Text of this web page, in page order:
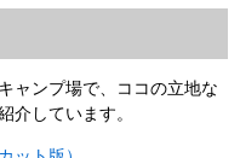
ャンプ場で、ココの立地な
介しています。